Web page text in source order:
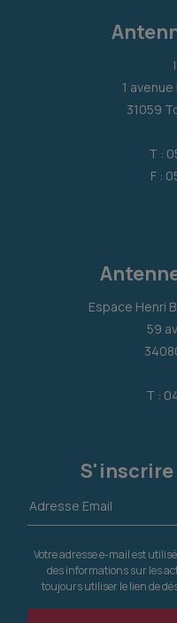
1
31059
T :
F :
Espace Henri
59
T :
S'inscrire
Votre adresse e-mail est
des informations sur les
toujours utiliser le lien de